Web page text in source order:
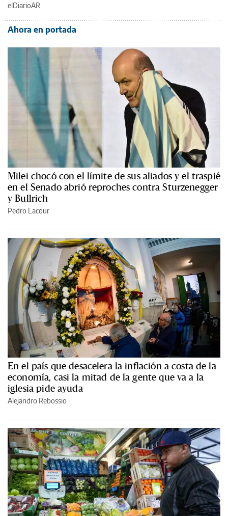
elDiarioAR
Ahora en portada
Milei chocó con el límite de sus aliados y el traspié
en el Senado abrió reproches contra Sturzenegger
y Bullrich
Pedro Lacour
En el país que desacelera la inflación a costa de la
economía, casi la mitad de la gente que va a la
iglesia pide ayuda
Alejandro Rebossio